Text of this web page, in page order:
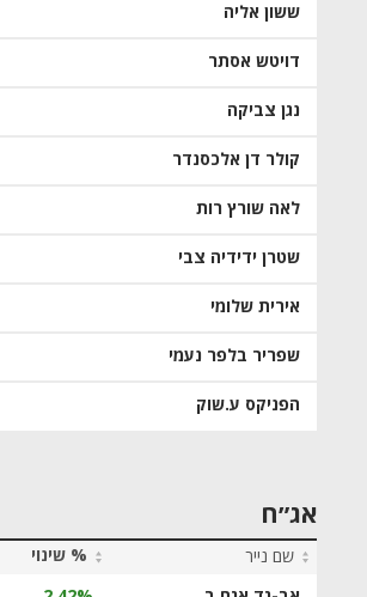
ששון אליה
דויטש אסתר
נגן צביקה
קולר דן אלכסנדר
לאה שורץ רות
שטרן ידידיה צבי
אירית שלומי
שפריר בלפר נעמי
הפניקס ע.שוק
אג״ח
שם נייר
% שינוי